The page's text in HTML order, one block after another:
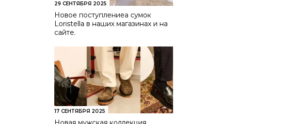
29 СЕНТЯБРЯ 2025
Новое поступлениеа сумок
Loristella в наших магазинах и на
сайте.
17 СЕНТЯБРЯ 2025